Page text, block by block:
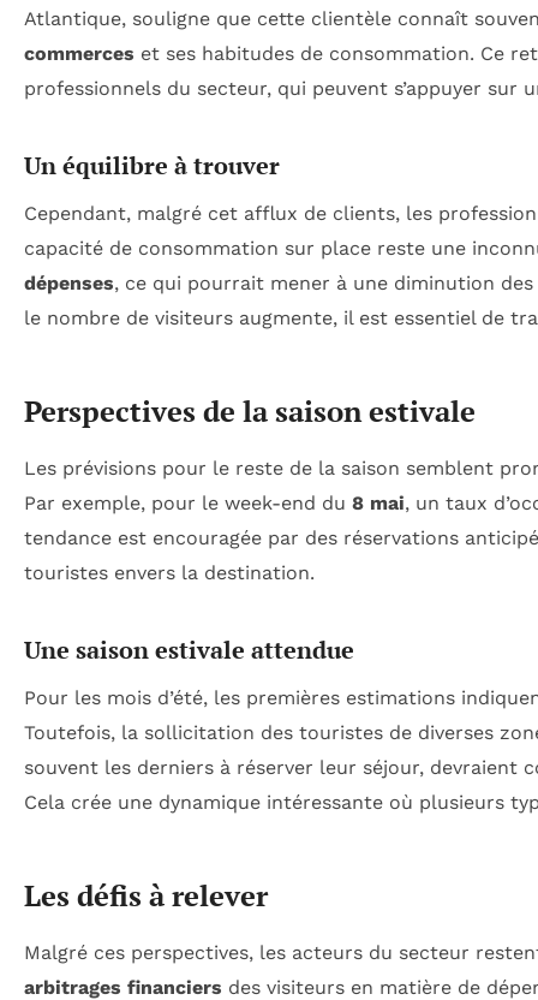
Atlantique, souligne que cette clientèle connaît
commerces et ses habitudes de consommation. Ce
professionnels du secteur, qui peuvent s’appuyer sur
Un équilibre à trouver
Cependant, malgré cet afflux de clients, les
capacité de consommation sur place reste une
dépenses, ce qui pourrait mener à une diminution
le nombre de visiteurs augmente, il est essentiel de
Perspectives de la saison estivale
Les prévisions pour le reste de la saison semblent
Par exemple, pour le week-end du 8 mai, un taux
tendance est encouragée par des réservations
touristes envers la destination.
Une saison estivale attendue
Pour les mois d’été, les premières estimations
Toutefois, la sollicitation des touristes de diverses
souvent les derniers à réserver leur séjour, devraient
Cela crée une dynamique intéressante où plusieurs
Les défis à relever
Malgré ces perspectives, les acteurs du secteur
arbitrages financiers des visiteurs en matière de